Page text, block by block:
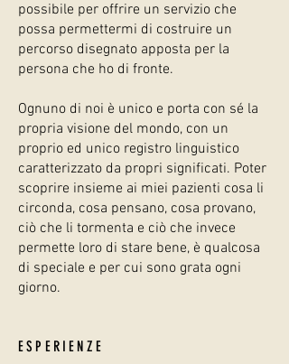
possibile per offrire un servizio che
possa permettermi di costruire un
percorso disegnato apposta per la
persona che ho di fronte.
Ognuno di noi è unico e porta con sé la
propria visione del mondo, con un
proprio ed unico registro linguistico
caratterizzato da propri significati. Poter
scoprire insieme ai miei pazienti cosa li
circonda, cosa pensano, cosa provano,
ciò che li tormenta e ciò che invece
permette loro di stare bene, è qualcosa
di speciale e per cui sono grata ogni
giorno.
ESPERIENZE